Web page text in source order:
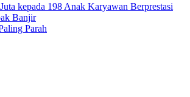
kepada 198 Anak Karyawan Berprestasi
Banjir
Parah